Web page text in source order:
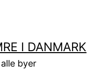
I DANMARK
byer